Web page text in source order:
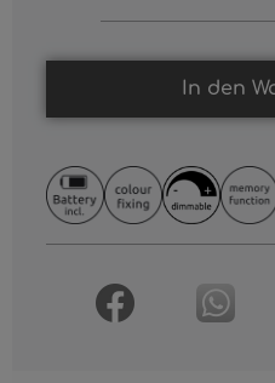
In den